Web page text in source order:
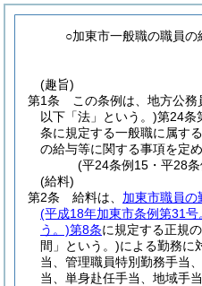
○加東市一般職の職員の
(趣旨)
第1条
この条例は、地方公務
以下「法」という。)第24条
条に規定する一般職に属す
の給与等に関する事項を定
(平24条例15・平28
(給料)
第2条
給料は、 加東市職員の
(平成18年加東市条例第31
う。)第8条に規定する正規
間」という。)による勤務に
当、管理職員特別勤務手当
当、単身赴任手当、地域手